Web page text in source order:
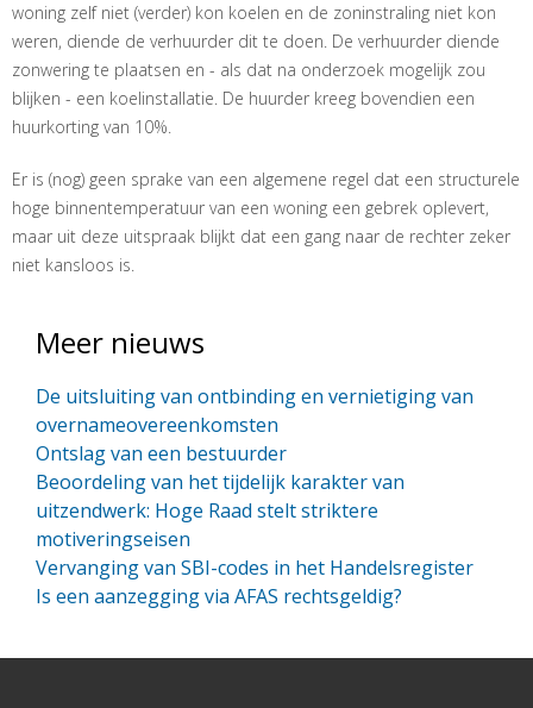
woning zelf niet (verder) kon koelen en de zoninstraling niet kon
weren, diende de verhuurder dit te doen. De verhuurder diende
zonwering te plaatsen en - als dat na onderzoek mogelijk zou
blijken - een koelinstallatie. De huurder kreeg bovendien een
huurkorting van 10%.
Er is (nog) geen sprake van een algemene regel dat een structurele
hoge binnentemperatuur van een woning een gebrek oplevert,
maar uit deze uitspraak blijkt dat een gang naar de rechter zeker
niet kansloos is.
Meer nieuws
De uitsluiting van ontbinding en vernietiging van
overnameovereenkomsten
Ontslag van een bestuurder
Beoordeling van het tijdelijk karakter van
uitzendwerk: Hoge Raad stelt striktere
motiveringseisen
Vervanging van SBI-codes in het Handelsregister
Is een aanzegging via AFAS rechtsgeldig?